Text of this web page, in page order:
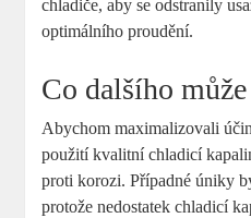
chladiče, aby se odstranily
optimálního proudění.
Co dalšího
Abychom maximalizovali
použití kvalitní chladicí
proti korozi. Případné úniky
protože nedostatek chladicí